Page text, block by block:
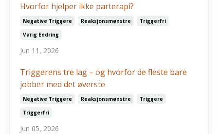
Hvorfor hjelper ikke parterapi?
Negative Triggere Reaksjonsmønstre
Triggerfri
Varig Endring
Jun 11, 2026
Triggerens tre lag – og hvorfor de fleste bare
jobber med det øverste
Negative Triggere Reaksjonsmønstre
Triggere
Triggerfri
Jun 05, 2026